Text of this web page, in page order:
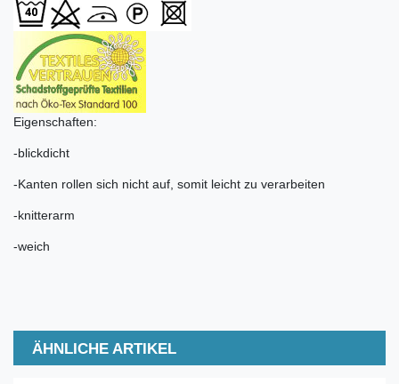
Eigenschaften:
-blickdicht
-Kanten rollen sich nicht auf, somit leicht zu verarbeiten
-knitterarm
-weich
ÄHNLICHE ARTIKEL